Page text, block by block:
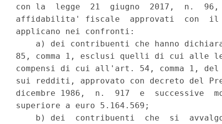
con la  legge  21  giugno  2017,  n.
affidabilita' fiscale  approvati  con  il
applicano nei confronti:
a) dei contribuenti che hanno
85, comma 1, esclusi quelli di cui alle
compensi di cui all'art. 54, comma 1,
sui redditi, approvato con decreto del
dicembre 1986,  n.  917  e  successive
superiore a euro 5.164.569;
b) dei  contribuenti  che  si